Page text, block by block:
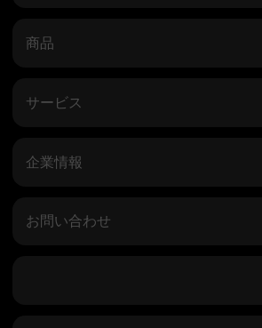
商品
サービス
企業情報
お問い合わせ